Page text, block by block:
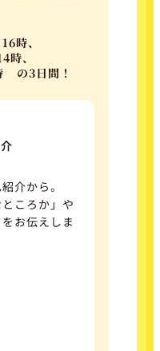
時、
時、
の3日間！
介から。
ころか」や
お伝えしま